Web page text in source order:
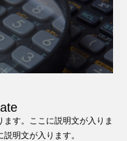
す。ここに説明文が入りま
明文が入ります。